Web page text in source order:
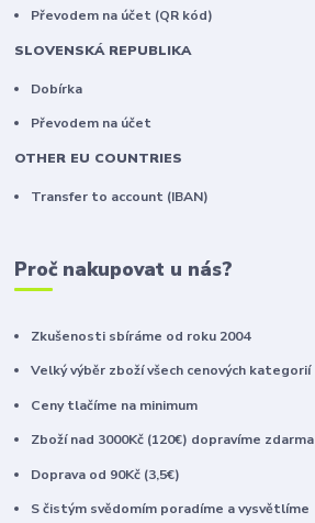
Převodem na účet (QR kód)
SLOVENSKÁ REPUBLIKA
Dobírka
Převodem na účet
OTHER EU COUNTRIES
Transfer to account (IBAN)
Proč nakupovat u nás?
Zkušenosti sbíráme od roku 2004
Velký výběr zboží všech cenových kategorií
Ceny tlačíme na minimum
Zboží nad 3000Kč (120€) dopravíme zdarma
Doprava od 90Kč (3,5€)
S čistým svědomím poradíme a vysvětlíme